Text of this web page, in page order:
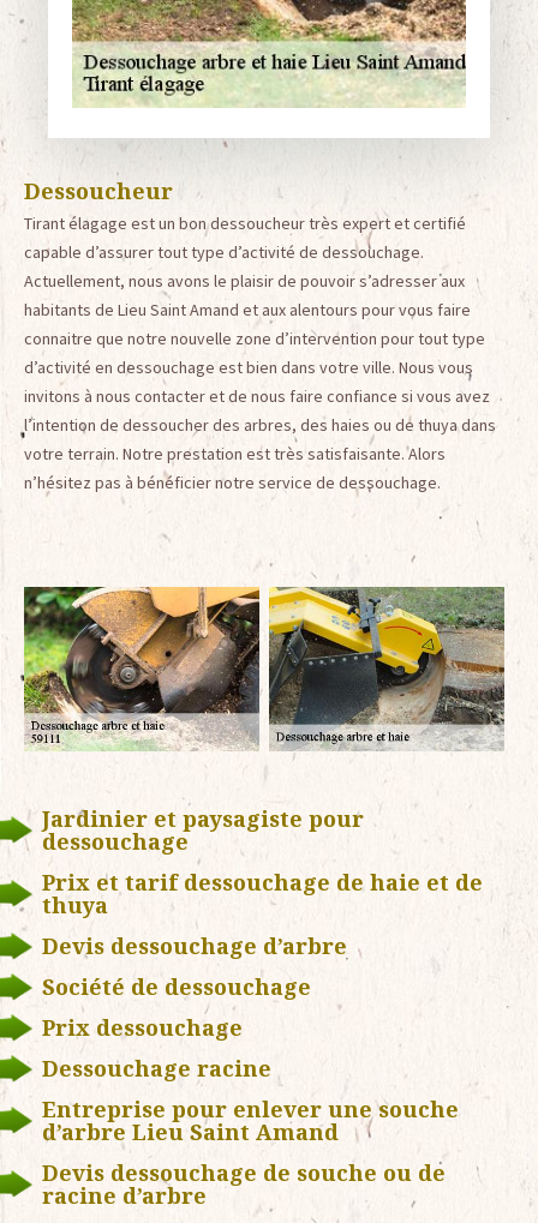
Dessoucheur
Tirant élagage est un bon dessoucheur très expert et certifié
capable d’assurer tout type d’activité de dessouchage.
Actuellement, nous avons le plaisir de pouvoir s’adresser aux
habitants de Lieu Saint Amand et aux alentours pour vous faire
connaitre que notre nouvelle zone d’intervention pour tout type
d’activité en dessouchage est bien dans votre ville. Nous vous
invitons à nous contacter et de nous faire confiance si vous avez
l’intention de dessoucher des arbres, des haies ou de thuya dans
votre terrain. Notre prestation est très satisfaisante. Alors
n’hésitez pas à bénéficier notre service de dessouchage.
Jardinier et paysagiste pour
dessouchage
Prix et tarif dessouchage de haie et de
thuya
Devis dessouchage d’arbre
Société de dessouchage
Prix dessouchage
Dessouchage racine
Entreprise pour enlever une souche
d’arbre Lieu Saint Amand
Devis dessouchage de souche ou de
racine d’arbre